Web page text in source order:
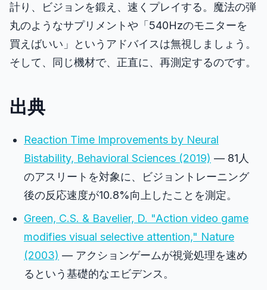
計り、ビジョンを鍛え、速くプレイする。魔法の弾
丸のようなサプリメントや「540Hzのモニターを
買えばいい」というアドバイスは無視しましょう。
そして、同じ機材で、正直に、再測定するのです。
出典
Reaction Time Improvements by Neural
Bistability, Behavioral Sciences (2019) — 81人
のアスリートを対象に、ビジョントレーニング
後の反応速度が10.8%向上したことを測定。
Green, C.S. & Bavelier, D. "Action video game
modifies visual selective attention," Nature
(2003) — アクションゲームが視覚処理を速め
るという基礎的なエビデンス。